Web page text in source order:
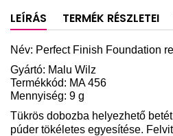
LEÍRÁS TERMÉK RÉSZLETEI
Név: Perfect Finish Foundation
Gyártó: Malu Wilz
Termékkód: MA 456
Mennyiség: 9 g
Tükrös dobozba helyezhető
púder tökéletes egyesítése.